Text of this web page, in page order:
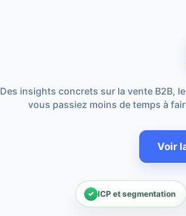
Des insights concrets sur la vente B2B,
vous passiez moins de temps à
Voir
ICP et segmentation